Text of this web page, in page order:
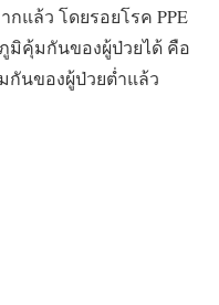
แล้ว โดยรอยโรค PPE
มิคุ้มกันของผู้ป่วยได้ คือ
กันของผู้ป่วยต่ำแล้ว